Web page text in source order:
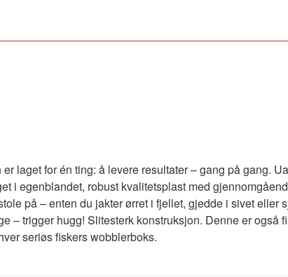
laget for én ting: å levere resultater – gang på gang.
i egenblandet, robust kvalitetsplast med
på – enten du jakter ørret i fjellet, gjedde i sivet eller
trigger hugg! Slitesterk konstruksjon. Denne er også
seriøs fiskers wobblerboks.